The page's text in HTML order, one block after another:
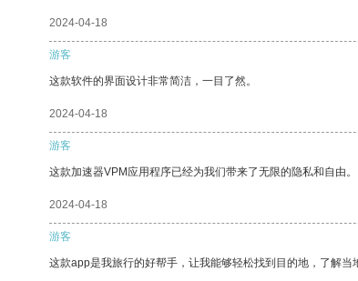
2024-04-18
游客
这款软件的界面设计非常简洁，一目了然。
2024-04-18
游客
这款加速器VPM应用程序已经为我们带来了无限的隐私和自由。
2024-04-18
游客
这款app是我旅行的好帮手，让我能够轻松找到目的地，了解当